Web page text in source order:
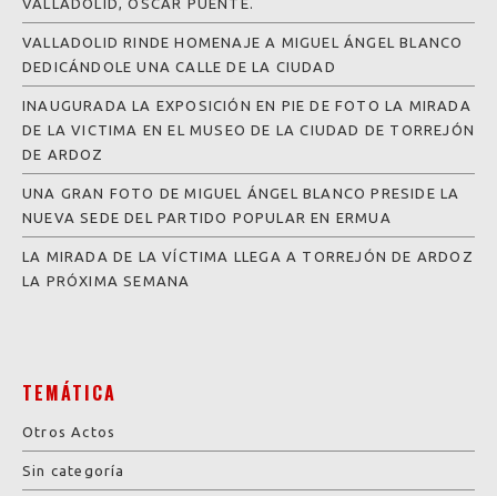
VALLADOLID RINDE HOMENAJE A MIGUEL ÁNGEL BLANCO
DEDICÁNDOLE UNA CALLE DE LA CIUDAD
INAUGURADA LA EXPOSICIÓN EN PIE DE FOTO LA MIRADA
DE LA VICTIMA EN EL MUSEO DE LA CIUDAD DE TORREJÓN
DE ARDOZ
UNA GRAN FOTO DE MIGUEL ÁNGEL BLANCO PRESIDE LA
NUEVA SEDE DEL PARTIDO POPULAR EN ERMUA
LA MIRADA DE LA VÍCTIMA LLEGA A TORREJÓN DE ARDOZ
LA PRÓXIMA SEMANA
TEMÁTICA
Otros Actos
Sin categoría